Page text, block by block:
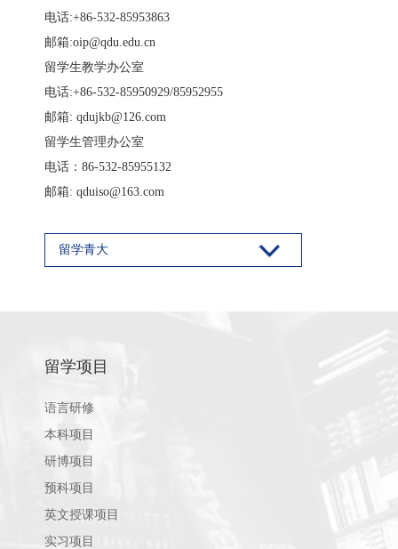
电话:+86-532-85953863
邮箱:oip@qdu.edu.cn
留学生教学办公室
电话:+86-532-85950929/85952955
邮箱: qdujkb@126.com
留学生管理办公室
电话：86-532-85955132
邮箱: qduiso@163.com
留学青大
留学项目
语言研修
本科项目
研博项目
预科项目
英文授课项目
实习项目